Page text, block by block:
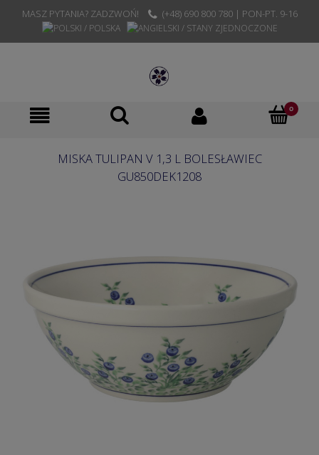
MASZ PYTANIA? ZADZWOŃ! (+48) 690 800 780 | PON-PT. 9-16
MISKA TULIPAN V 1,3 L BOLESŁAWIEC
GU850DEK1208